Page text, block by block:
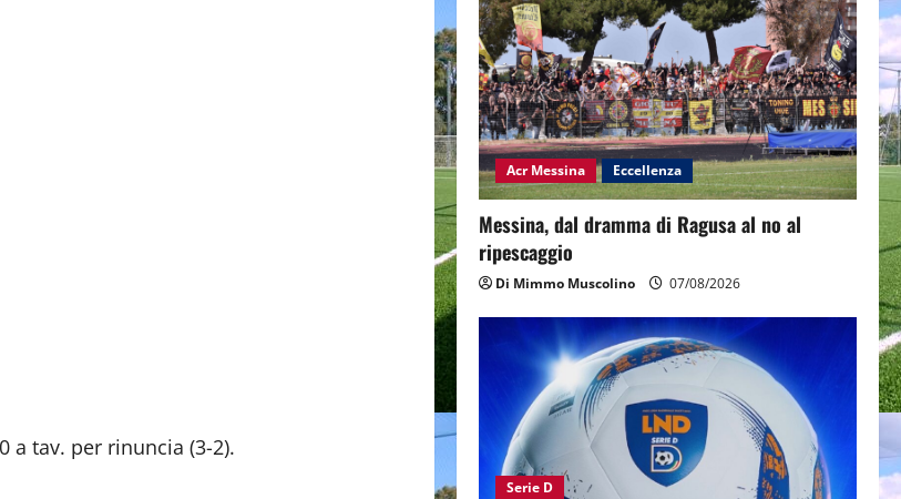
a tav. per rinuncia (3-2).
Acr Messina Eccellenza
Messina, dal dramma di Ragusa al no al
ripescaggio
Di Mimmo Muscolino 07/08/2026
Serie D